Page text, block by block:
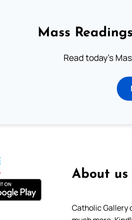
Mass
Read today's
About us
Catholic Gallery